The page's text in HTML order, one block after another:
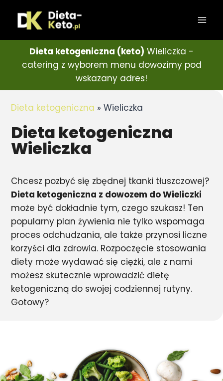
Dieta ketogeniczna (keto) Wieliczka -
catering z wyborem menu dowozimy pod
wskazany adres!
Dieta ketogeniczna »Wieliczka
Dieta ketogeniczna
Wieliczka
Chcesz pozbyć się zbędnej tkanki tłuszczowej?
Dieta ketogeniczna z dowozem do Wieliczki
może być dokładnie tym, czego szukasz! Ten
popularny plan żywienia nie tylko wspomaga
proces odchudzania, ale także przynosi liczne
korzyści dla zdrowia. Rozpoczęcie stosowania
diety może wydawać się ciężki, ale z nami
możesz skutecznie wprowadzić dietę
ketogeniczną do swojej codziennej rutyny.
Gotowy?